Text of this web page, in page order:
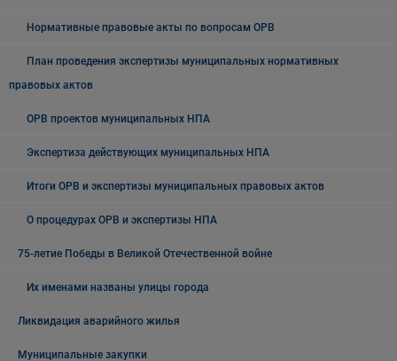
Нормативные правовые акты по вопросам ОРВ
План проведения экспертизы муниципальных нормативных
правовых актов
ОРВ проектов муниципальных НПА
Экспертиза действующих муниципальных НПА
Итоги ОРВ и экспертизы муниципальных правовых актов
О процедурах ОРВ и экспертизы НПА
75-летие Победы в Великой Отечественной войне
Их именами названы улицы города
Ликвидация аварийного жилья
Муниципальные закупки